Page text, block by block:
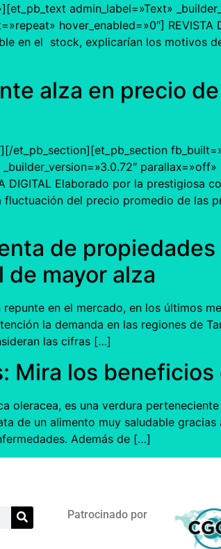
admin_label=»Text»
hover_enabled=»0″] REVISTA
en el stock, explicarían los motivos
alza en precio
et_pb_section][et_pb_section
_builder_version=»3.0.72″
DIGITAL Elaborado por la
del precio promedio de las
de
mayor alza
repunte en el mercado, en los últimos
la demanda en las regiones de
las cifras […]
Mira los
oleracea, es una verdura
de un alimento muy saludable
Además de […]
Patrocinado por